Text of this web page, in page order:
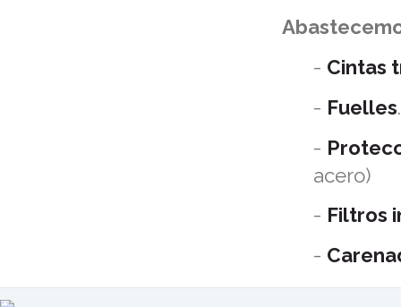
- Cintas
- Fuelles.
-
acero)
- Filtros
-